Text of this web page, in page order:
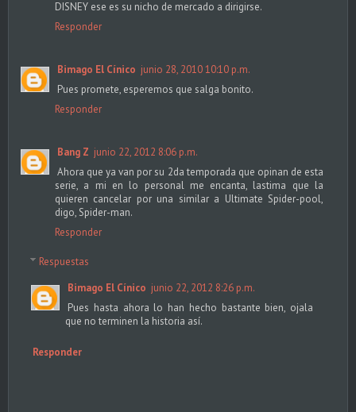
DISNEY ese es su nicho de mercado a dirigirse.
Responder
Bimago El Cínico junio 28, 2010 10:10 p.m.
Pues promete, esperemos que salga bonito.
Responder
Bang Z junio 22, 2012 8:06 p.m.
Ahora que ya van por su 2da temporada que opinan de esta
serie, a mi en lo personal me encanta, lastima que la
quieren cancelar por una similar a Ultimate Spider-pool,
digo, Spider-man.
Responder
Respuestas
Bimago El Cínico junio 22, 2012 8:26 p.m.
Pues hasta ahora lo han hecho bastante bien, ojala
que no terminen la historia así.
Responder